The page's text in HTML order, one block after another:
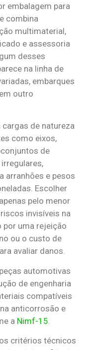
embalagem para
combina
multimaterial,
e assessoria
desses
na linha de
embarques
outro
de natureza
como eixos,
de
arranhões e pesos
Escolher
pelo menor
invisíveis na
uma rejeição
ou o custo de
avaliar danos.
automotivas
de engenharia
compatíveis
anticorrosão e
a Nimf-15
critérios técnicos